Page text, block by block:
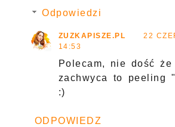
Odpowiedzi
ZUZKAPISZE.PL
22
14:53
Polecam, nie dość że
zachwyca to peeling
:)
ODPOWIEDZ